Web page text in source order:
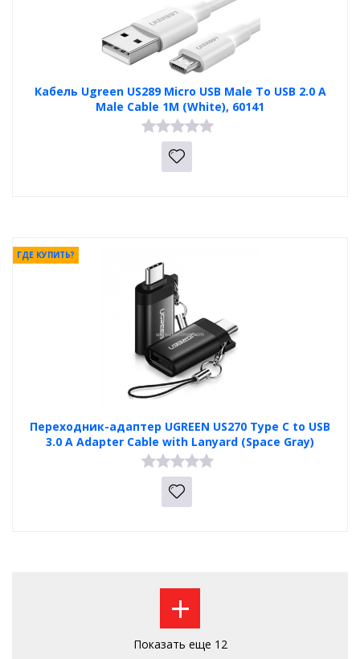
Кабель Ugreen US289 Micro USB Male To USB 2.0 A
Male Cable 1M (White), 60141
Переходник-адаптер UGREEN US270 Type C to USB
3.0 A Adapter Cable with Lanyard (Space Gray)
ГДЕ КУПИТЬ?
+
Показать еще 12